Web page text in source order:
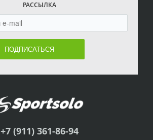
РАССЫЛКА
ПОДПИСАТЬСЯ
+7 (911) 361-86-94